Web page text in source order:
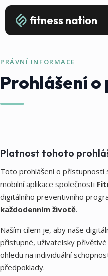
fitness nation
PRÁVNÍ INFORMACE
Prohlášení
Platnost tohoto
Toto prohlášení o přístupnosti
mobilní aplikace společnosti
digitálního preventivního
každodenním životě.
Naším cílem je, aby naše
přístupné, uživatelsky
ohledu na individuální
předpoklady.